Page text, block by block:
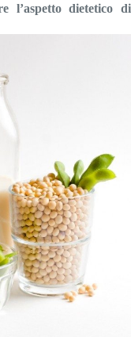
l’aspetto dietetico di